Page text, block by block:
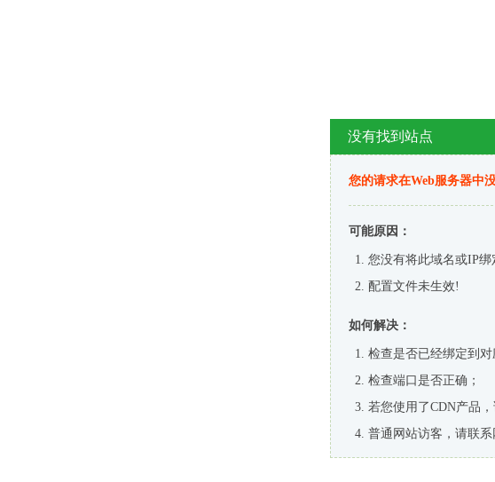
没有找到站点
您的请求在Web服务器中
可能原因：
您没有将此域名或IP绑
配置文件未生效!
如何解决：
检查是否已经绑定到对
检查端口是否正确；
若您使用了CDN产品
普通网站访客，请联系